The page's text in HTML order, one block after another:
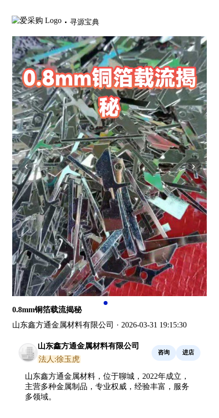
寻源宝典
‹ ›
0.8mm铜箔载流揭秘
山东鑫方通金属材料有限公司 · 2026-03-31 19:15:30
山东鑫方通金属材料有限公司
法人:徐玉虎
咨询 进店
山东鑫方通金属材料，位于聊城，2022年成立，
主营多种金属制品，专业权威，经验丰富，服务
多领域。